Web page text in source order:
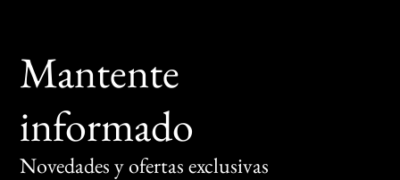
Mantente
informado
Novedades y ofertas exclusivas